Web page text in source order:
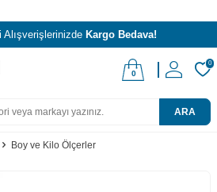
Alışverişlerinizde Kargo Bedava!
ARA
0
0
Boy ve Kilo Ölçerler